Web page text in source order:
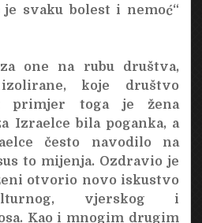
svaku bolest i nemoć“
one na rubu društva,
koje društvo
primjer toga je žena
Izraelce bila poganka, a
često navodilo na
to mijenja. Ozdravio je
otvorio novo iskustvo
vjerskog i
Kao i mnogim drugim